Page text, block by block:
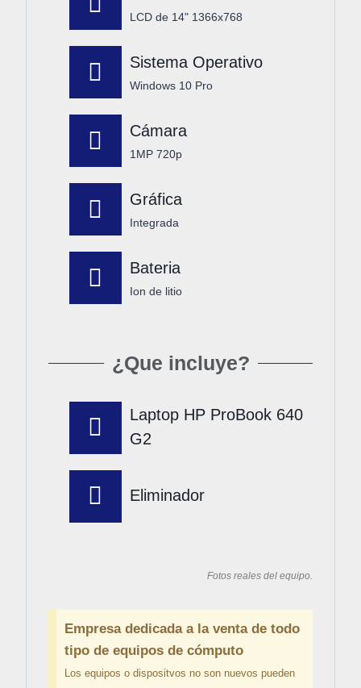
LCD de 14" 1366x768
Sistema Operativo
Windows 10 Pro
Cámara
1MP 720p
Gráfica
Integrada
Bateria
Ion de litio
¿Que incluye?
Laptop HP ProBook 640
G2
Eliminador
Fotos reales del equipo.
Empresa dedicada a la venta de todo
tipo de equipos de cómputo
Los equipos o dispositvos no son nuevos pueden